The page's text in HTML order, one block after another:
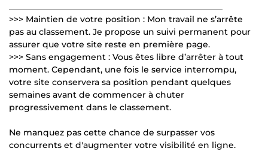
>>> Maintien de votre position : Mon travail ne s’arrête
pas au classement. Je propose un suivi permanent pour
assurer que votre site reste en première page.
>>> Sans engagement : Vous êtes libre d’arrêter à tout
moment. Cependant, une fois le service interrompu,
votre site conservera sa position pendant quelques
semaines avant de commencer à chuter
progressivement dans le classement.
Ne manquez pas cette chance de surpasser vos
concurrents et d'augmenter votre visibilité en ligne.